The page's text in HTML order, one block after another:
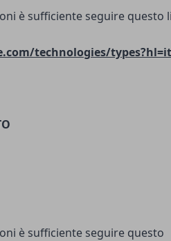
è sufficiente seguire questo
technologies/types?hl=it
è sufficiente seguire questo